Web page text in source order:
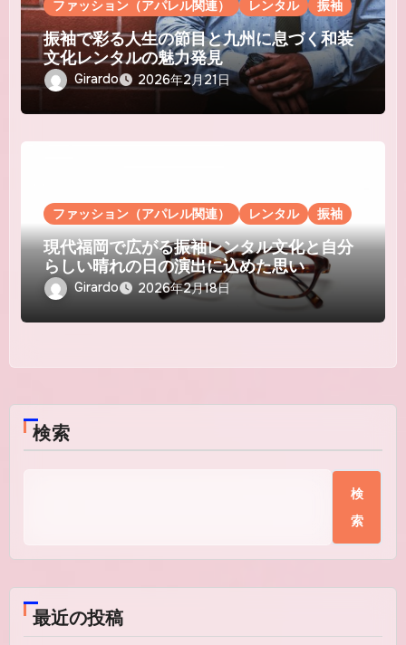
ファッション（アパレル関連） レンタル 振袖
振袖で彩る人生の節目と九州に息づく和装
文化レンタルの魅力発見
Girardo 2026年2月21日
ファッション（アパレル関連） レンタル 振袖
現代福岡で広がる振袖レンタル文化と自分
らしい晴れの日の演出に込めた思い
Girardo 2026年2月18日
検索
検
索
最近の投稿